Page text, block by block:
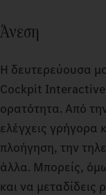
Άνεση
Η δευτερεύουσα
Cockpit Interactive
ορατότητα. Από
ελέγχεις γρήγορα
πλοήγηση, την
άλλα. Μπορείς,
και να μεταδίδεις